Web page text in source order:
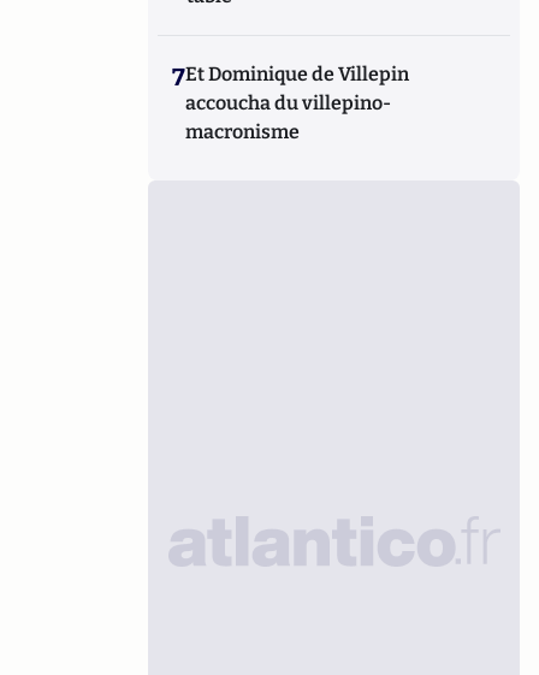
7Et Dominique de Villepin
accoucha du villepino-
macronisme